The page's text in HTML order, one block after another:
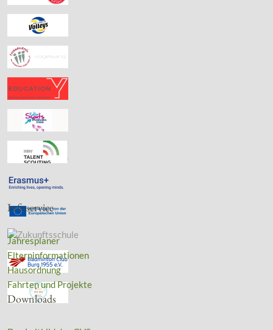
Infoservice
Jahresplaner
Elterninformationen
Hausordnung
Fahrten und Projekte
Downloads